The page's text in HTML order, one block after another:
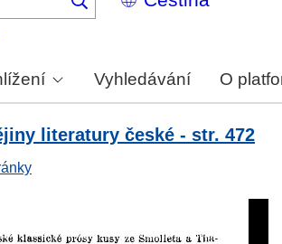
your
Vyhledávání O
literatury české - str. 472